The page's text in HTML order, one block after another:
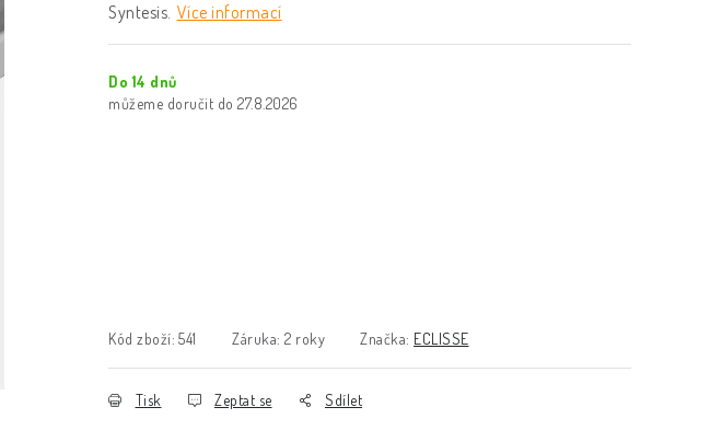
Syntesis. Více informací
Do 14 dnů
27.8.2026
Kód zboží: 541 Záruka: 2 roky Značka: ECLISSE
Tisk Zeptat se Sdílet